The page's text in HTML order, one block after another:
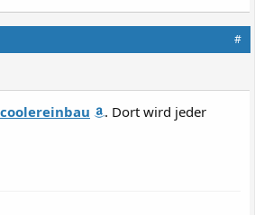
#
. Dort wird jeder